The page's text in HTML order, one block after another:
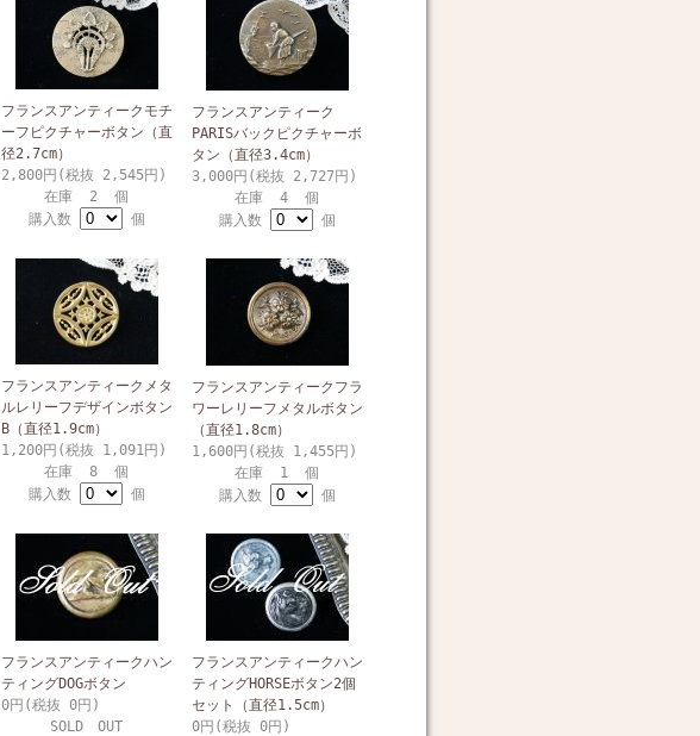
フランスアンティークモチ
ーフピクチャーボタン（直
径2.7cm）
2,800円(税抜 2,545円)
在庫 2 個
購入数
個
フランスアンティーク
PARISバックピクチャーボ
タン（直径3.4cm）
3,000円(税抜 2,727円)
在庫 4 個
購入数
個
フランスアンティークメタ
ルレリーフデザインボタン
B（直径1.9cm）
1,200円(税抜 1,091円)
在庫 8 個
購入数
個
フランスアンティークフラ
ワーレリーフメタルボタン
（直径1.8cm）
1,600円(税抜 1,455円)
在庫 1 個
購入数
個
フランスアンティークハン
ティングDOGボタン
0円(税抜 0円)
SOLD OUT
フランスアンティークハン
ティングHORSEボタン2個
セット（直径1.5cm）
0円(税抜 0円)